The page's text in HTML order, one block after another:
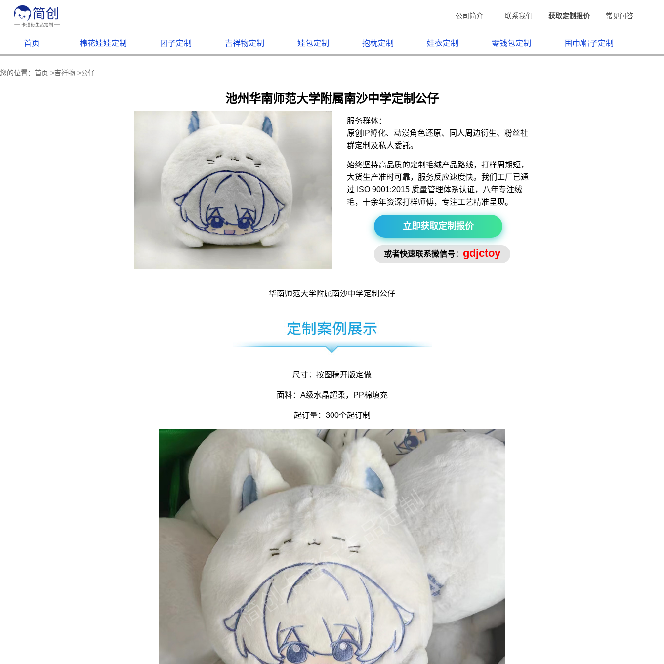
公司简介 联系我们 获取定制报价 常见问答
首页 棉花娃娃定制 团子定制 吉祥物定制 娃包定制 抱枕定制 娃衣定制 零钱包定制 围巾/帽子定制
您的位置： 首页 >吉祥物 >公仔
池州华南师范大学附属南沙中学定制公仔
服务群体：
原创IP孵化、动漫角色还原、同人周边衍生、粉丝社
群定制及私人委託。
始终坚持高品质的定制毛绒产品路线，打样周期短，
大货生产准时可靠，服务反应速度快。我们工厂已通
过 ISO 9001:2015 质量管理体系认证，八年专注绒
毛，十余年资深打样师傅，专注工艺精准呈现。
立即获取定制报价
或者快速联系微信号： gdjctoy
华南师范大学附属南沙中学定制公仔
尺寸：按图稿开版定做
面料：A级水晶超柔，PP棉填充
起订量：300个起订制